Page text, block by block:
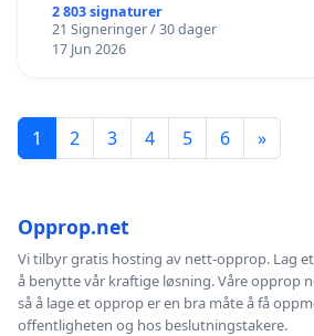
2 803 signaturer
21 Signeringer / 30 dager
17 Jun 2026
1 2 3 4 5 6 »
Opprop.net
Vi tilbyr gratis hosting av nett-opprop. Lag
å benytte vår kraftige løsning. Våre opprop
så å lage et opprop er en bra måte å få
offentligheten og hos beslutningstakere.